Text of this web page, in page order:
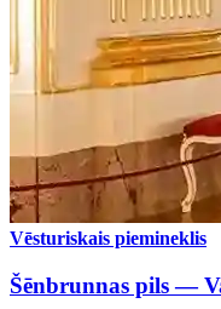
Vēsturiskais piemineklis
Šēnbrunnas pils —